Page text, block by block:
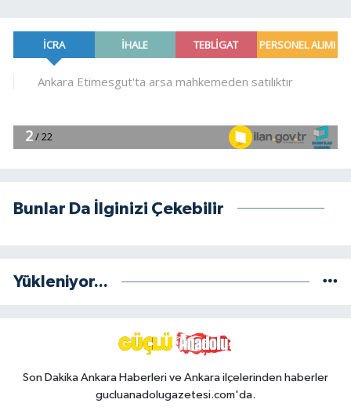
Bunlar Da İlginizi Çekebilir
Yükleniyor...
Son Dakika Ankara Haberleri ve Ankara ilçelerinden haberler
gucluanadolugazetesi.com'da.